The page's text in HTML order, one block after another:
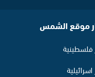
موقع الشمس
فلسطينية
اسرائيلية